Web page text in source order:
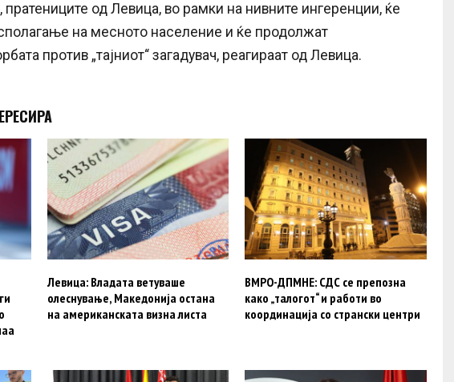
пратениците од Левица, во рамки на нивните ингеренции, ќе
на месното население и ќе продолжат
против „тајниот“ загадувач, реагираат од Левица.
Левица: Владата ветуваше
олеснување, Македонија остана
на американската визна листа
ВМРО-ДПМНЕ: СДС се препозна
како „талогот“ и работи во
координација со странски центри